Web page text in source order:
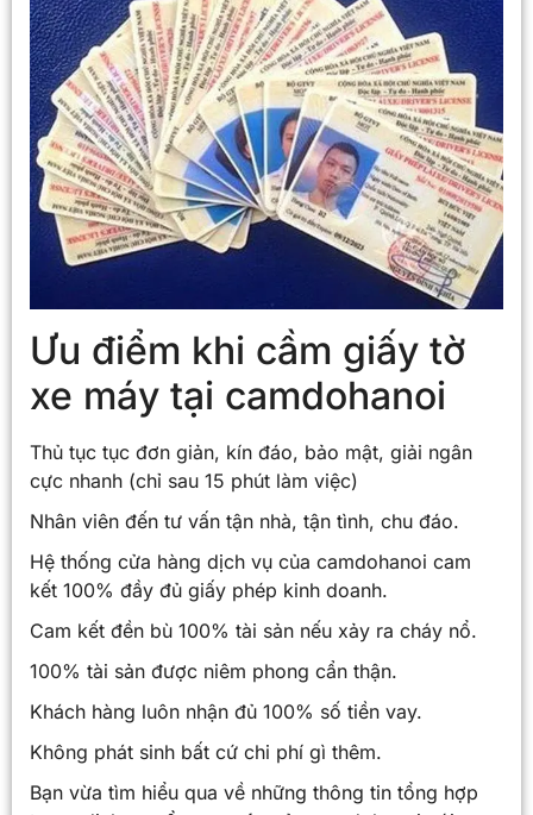
Ưu điểm khi cầm giấy tờ
xe máy tại camdohanoi
Thủ tục tục đơn giản, kín đáo, bảo mật, giải ngân
cực nhanh (chỉ sau 15 phút làm việc)
Nhân viên đến tư vấn tận nhà, tận tình, chu đáo.
Hệ thống cửa hàng dịch vụ của camdohanoi cam
kết 100% đầy đủ giấy phép kinh doanh.
Cam kết đền bù 100% tài sản nếu xảy ra cháy nổ.
100% tài sản được niêm phong cẩn thận.
Khách hàng luôn nhận đủ 100% số tiền vay.
Không phát sinh bất cứ chi phí gì thêm.
Bạn vừa tìm hiểu qua về những thông tin tổng hợp